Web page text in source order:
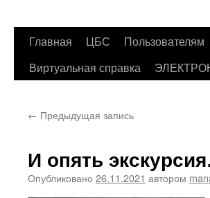
Перейти
Главная ЦБС Пользователям
Виртуальная справка
← Предыдущая запись
И опять
Опубликовано 26.11.2021 автором